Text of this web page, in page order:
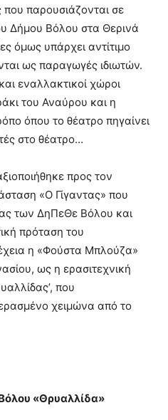
που παρουσιάζονται σε
Δήμου Βόλου στα Θερινά
όμως υπάρχει αντίτιμο
ως παραγωγές ιδιωτών.
εναλλακτικοί χώροι
του Αναύρου και η
όπου το θέατρο πηγαίνει
στο θέατρο…
προς τον
«Ο Γίγαντας» που
των ΔηΠεΘε Βόλου και
πρόταση του
η «Φούστα Μπλούζα»
ως η ερασιτεχνική
που
χειμώνα από το
«Θρυαλλίδα»